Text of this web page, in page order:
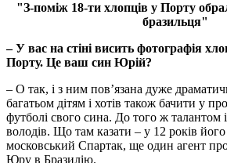
"З-поміж 18-ти хлопців у Порту
бразильця"
– У вас на стіні висить фотографія
Порту. Це ваш син Юрій?
– О так, і з ним пов’язана дуже
багатьом дітям і хотів також бачити у
футболі свого сина. До того ж талантом
володів. Що там казати – у 12 років
московський Спартак, ще один агент
Юру в Бразилію.